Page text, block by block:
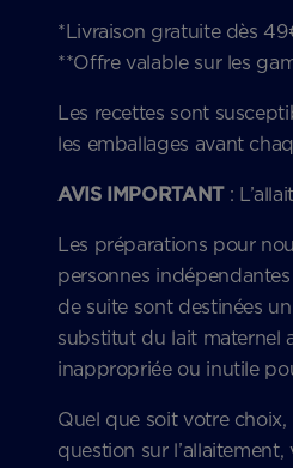
*Livraison gratuite dès
**Offre valable sur les
Les recettes sont
les emballages avant
AVIS IMPORTANT :
Les préparations pour
personnes
de suite sont destinées
substitut du lait maternel
inappropriée ou inutile
Quel que soit votre
question sur